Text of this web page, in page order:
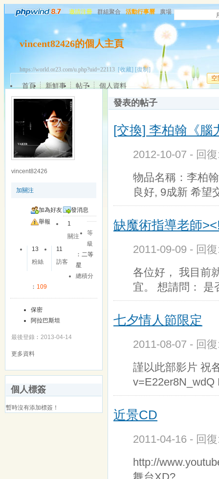
邀請注冊 群組聚合 活動行事曆 廣場
vincent82426的個人主頁
https://world.or23.com/u.php?uid=22113 [收藏] [復制]
空
首頁 新鮮事 帖子 個人資料
vincent82426
加關注
加為好友
發消息
舉報
1
關注
13
粉絲
11
訪客
等
級
︰二等
星
總積分
︰ 109
保密
阿拉巴斯坦
最後登錄︰2013-04-14
更多資料
個人標簽
暫時沒有添加標簽！
發表的帖子
[交換] 李柏翰《腦
2012-10-07 - 回
物品名稱：李柏
良好, 9成新 希望
缺魔術指導老師
2011-09-09 - 回
各位好， 我目前
宜。 想請問： 是
七夕情人節限定
2011-08-07 - 回
謹以此部影片 祝
v=E22er8N_wdQ
近景CD
2011-04-16 - 回
http://